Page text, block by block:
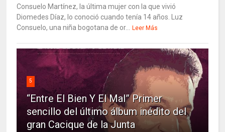
Consuelo Martínez, la última mujer con la que vivió
Diomedes Díaz, lo conoció cuando tenía 14 años. Luz
Consuelo, una niña bogotana de or...
Leer Más
5
“Entre El Bien Y El Mal” Primer
sencillo del último álbum inédito del
gran Cacique de la Junta